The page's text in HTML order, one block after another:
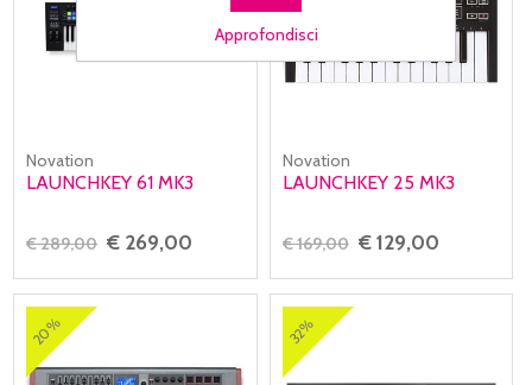
Novation
LAUNCHKEY 61 MK3
€ 289,00 € 269,00
Novation
LAUNCHKEY 25 MK3
€ 169,00 € 129,00
20% 32%
Approfondisci